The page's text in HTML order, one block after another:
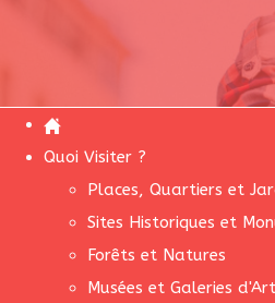
Quoi Visiter ?
Places, Quartiers et
Sites Historiques et
Forêts et Natures
Musées et Galeries d'Art